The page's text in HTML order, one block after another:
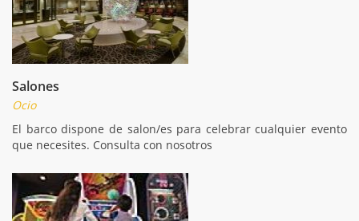
Salones
Ocio
El barco dispone de salon/es para celebrar cualquier evento
que necesites. Consulta con nosotros